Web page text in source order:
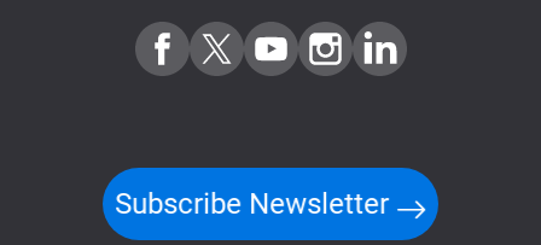
Subscribe Newsletter